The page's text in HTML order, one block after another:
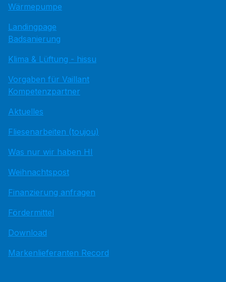
Wärmepumpe
Landingpage
Badsanierung
Klima & Lüftung - hissu
Vorgaben für Vaillant
Kompetenzpartner
Aktuelles
Fliesenarbeiten (toujou)
Was nur wir haben HI
Weihnachtspost
Finanzierung anfragen
Fördermittel
Download
Markenlieferanten Record